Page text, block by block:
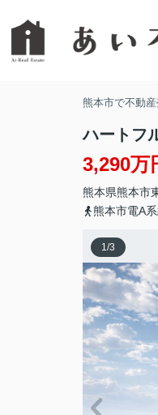
熊本市で不動
ハートフ
3,290万
熊本県熊本市
熊本市電A
1/3